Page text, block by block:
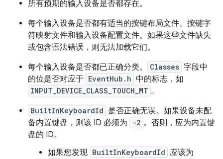
所有预期的输入设备是否都存在。
每个输入设备是否都有适当的按键布局文件、按键字
符映射文件和输入设备配置文件。如果这些文件缺失
或包含语法错误，则无法加载它们。
每个输入设备是否都已正确分类。
Classes 字段中
的位是否对应于 EventHub.h 中的标志，如
INPUT_DEVICE_CLASS_TOUCH_MT 。
BuiltInKeyboardId 是否正确无误。如果设备未配
备内置键盘，则该 ID 必须为
-2 。否则，应为内置键
盘的 ID。
如果您发现 BuiltInKeyboardId 应该为